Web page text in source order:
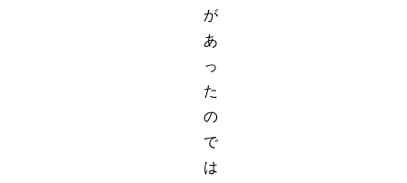
が
あ
っ
た
の
で
は